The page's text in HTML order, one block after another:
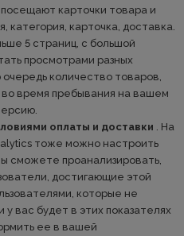
карточки товара и
категория, карточка, доставка.
5 страниц, с большой
просмотрами разных
количество товаров,
время пребывания на вашем
оплаты и доставки
. На
тоже можно настроить
сможете проанализировать,
достигающие этой
которые не
у вас будет в этих показателях
ее в вашей